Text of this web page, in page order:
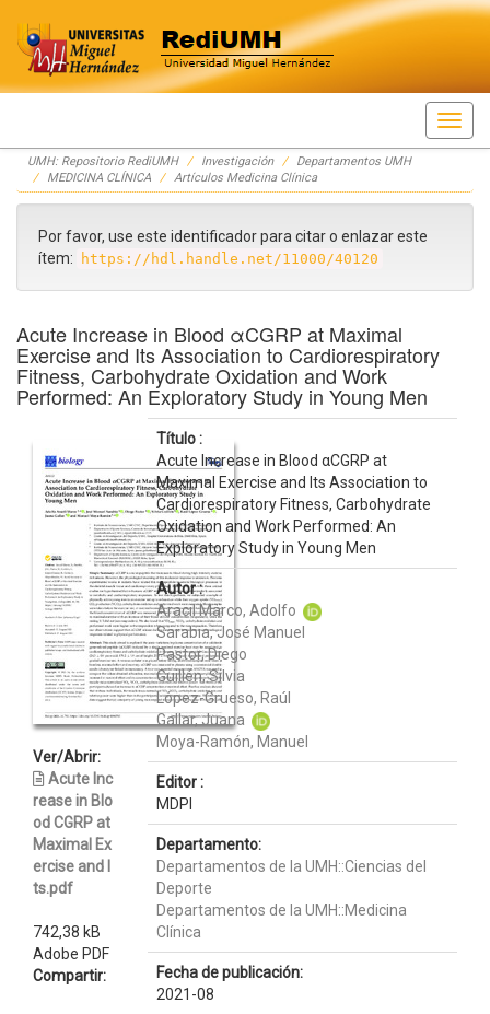
Skip
navigation
UMH: Repositorio RediUMH Investigación
Departamentos UMH
MEDICINA CLÍNICA
Artículos Medicina Clínica
Por favor, use este identificador para citar o enlazar este
ítem:
https://hdl.handle.net/11000/40120
Acute Increase in Blood αCGRP at Maximal
Exercise and Its Association to Cardiorespiratory
Fitness, Carbohydrate Oxidation and Work
Performed: An Exploratory Study in Young Men
Ver/Abrir:
Acute Inc
rease in Blo
od CGRP at
Maximal Ex
ercise and I
ts.pdf
742,38 kB
Adobe PDF
Compartir:
Título :
Acute Increase in Blood αCGRP at
Maximal Exercise and Its Association to
Cardiorespiratory Fitness, Carbohydrate
Oxidation and Work Performed: An
Exploratory Study in Young Men
Autor :
Aracil Marco, Adolfo
Sarabia, José Manuel
Pastor, Diego
Guillén, Silvia
López-Grueso, Raúl
Gallar, Juana
Moya-Ramón, Manuel
Editor :
MDPI
Departamento:
Departamentos de la UMH::Ciencias del
Deporte
Departamentos de la UMH::Medicina
Clínica
Fecha de publicación:
2021-08